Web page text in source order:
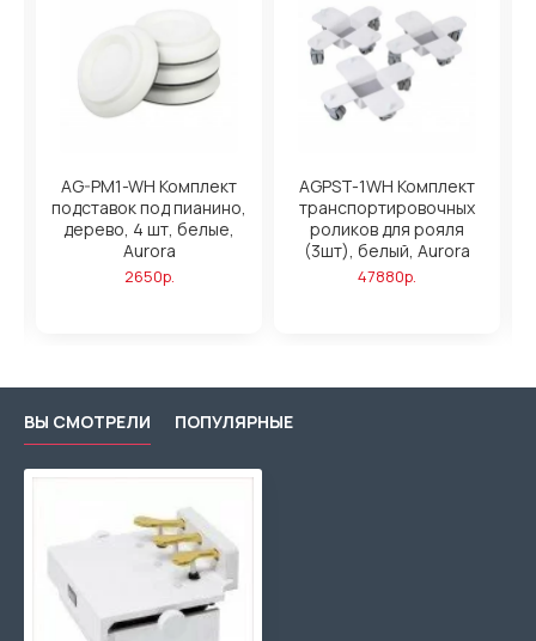
AG-PM1-WH Комплект
подставок под пианино,
дерево, 4 шт, белые,
Aurora
2650р.
AGPST-1WH Комплект
транспортировочных
роликов для рояля
(3шт), белый, Aurora
47880р.
ВЫ СМОТРЕЛИ ПОПУЛЯРНЫЕ